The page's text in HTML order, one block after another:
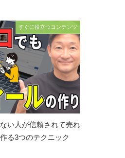
すぐに役立つコンテンツ
い人が信頼されて売れ
る3つのテクニック